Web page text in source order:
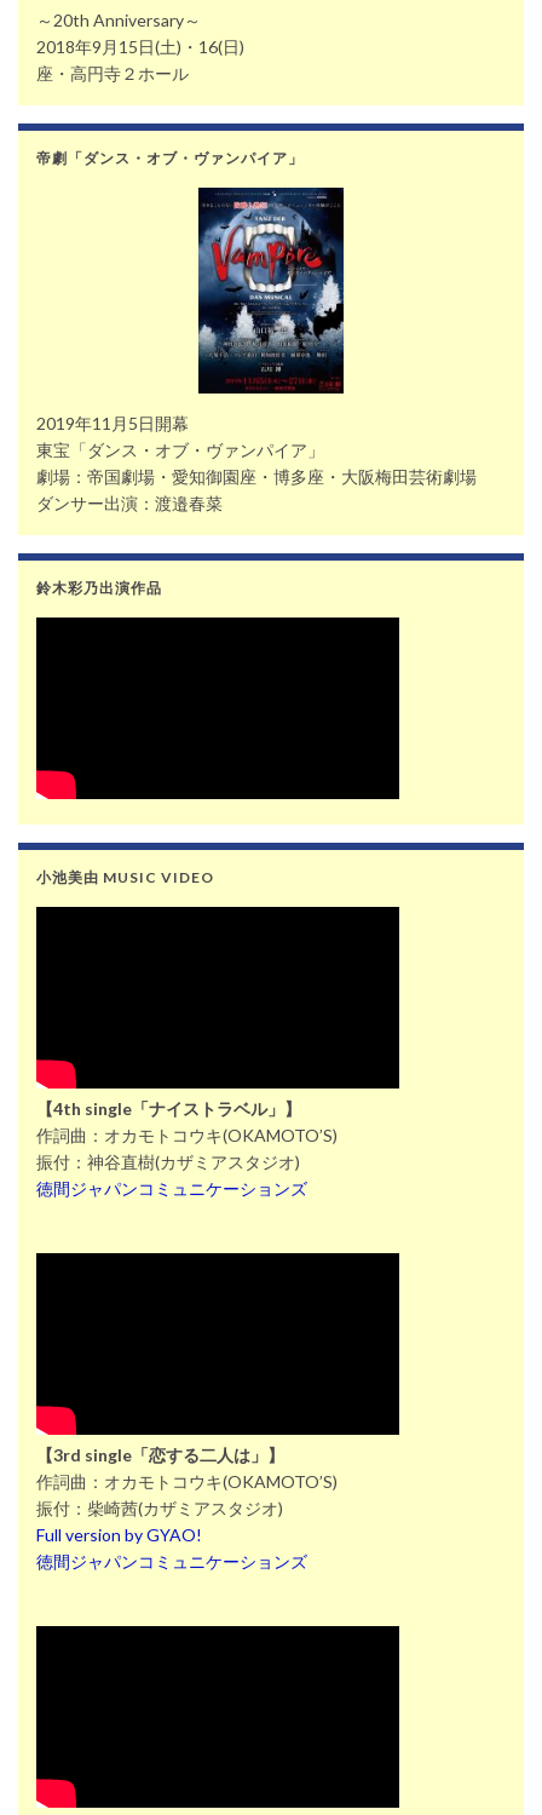
～20th Anniversary～
2018年9月15日(土)・16(日)
座・高円寺２ホール
帝劇「ダンス・オブ・ヴァンパイア」
2019年11月5日開幕
東宝「ダンス・オブ・ヴァンパイア」
劇場：帝国劇場・愛知御園座・博多座・大阪梅田芸術劇場
ダンサー出演：渡邉春菜
鈴木彩乃出演作品
小池美由 MUSIC VIDEO
【4th single「ナイストラベル」】
作詞曲：オカモトコウキ(OKAMOTO’S)
振付：神谷直樹(カザミアスタジオ)
徳間ジャパンコミュニケーションズ
【3rd single「恋する二人は」】
作詞曲：オカモトコウキ(OKAMOTO’S)
振付：柴崎茜(カザミアスタジオ)
Full version by GYAO!
徳間ジャパンコミュニケーションズ